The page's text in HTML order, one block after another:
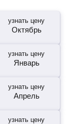
узнать цену
Октябрь
узнать цену
Январь
узнать цену
Апрель
узнать цену